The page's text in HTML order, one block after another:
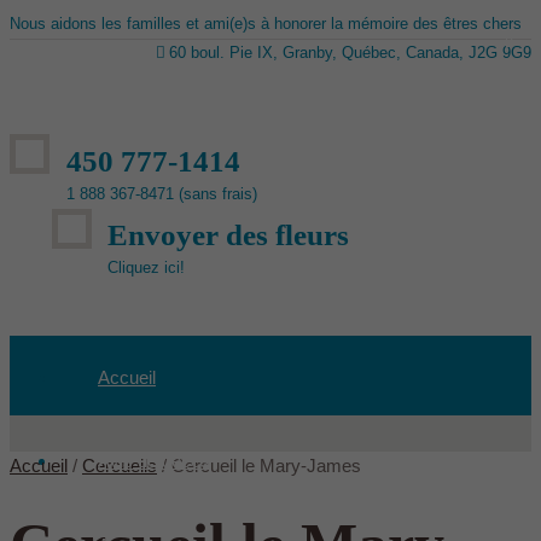
Nous aidons les familles et ami(e)s à honorer la mémoire des êtres chers
60 boul. Pie IX, Granby, Québec, Canada, J2G 9G9
450 777-1414
1 888 367-8471 (sans frais)
Envoyer des fleurs
Cliquez ici!
Accueil
Avis de décès
Accueil / Cercueils / Cercueil le Mary-James